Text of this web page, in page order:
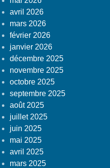
avril 2026
mars 2026
février 2026
janvier 2026
décembre 2025
novembre 2025
octobre 2025
septembre 2025
août 2025
juillet 2025
juin 2025
mai 2025
avril 2025
mars 2025